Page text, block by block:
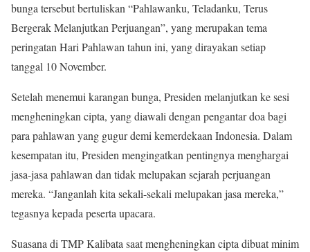
bunga tersebut bertuliskan “Pahlawanku, Teladanku, Terus
Bergerak Melanjutkan Perjuangan”, yang merupakan tema
peringatan Hari Pahlawan tahun ini, yang dirayakan setiap
tanggal 10 November.
Setelah menemui karangan bunga, Presiden melanjutkan ke sesi
mengheningkan cipta, yang diawali dengan pengantar doa bagi
para pahlawan yang gugur demi kemerdekaan Indonesia. Dalam
kesempatan itu, Presiden mengingatkan pentingnya menghargai
jasa-jasa pahlawan dan tidak melupakan sejarah perjuangan
mereka. “Janganlah kita sekali-sekali melupakan jasa mereka,”
tegasnya kepada peserta upacara.
Suasana di TMP Kalibata saat mengheningkan cipta dibuat minim